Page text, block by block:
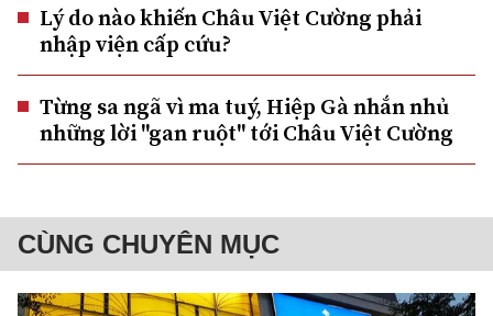
Lý do nào khiến Châu Việt Cường phải
nhập viện cấp cứu?
Từng sa ngã vì ma tuý, Hiệp Gà nhắn nhủ
những lời "gan ruột" tới Châu Việt Cường
CÙNG CHUYÊN MỤC